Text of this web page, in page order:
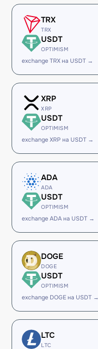
TRX
TRX
USDT
OPTIMISM
exchange TRX на USDT →
XRP
XRP
USDT
OPTIMISM
exchange XRP на USDT →
ADA
ADA
USDT
OPTIMISM
exchange ADA на USDT →
DOGE
DOGE
USDT
OPTIMISM
exchange DOGE на USDT →
LTC
LTC